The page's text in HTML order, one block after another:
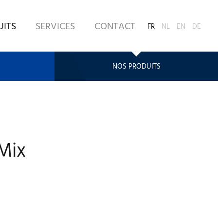
SERVICES CONTACT
NOS PRODUITS
FR NL EN DE